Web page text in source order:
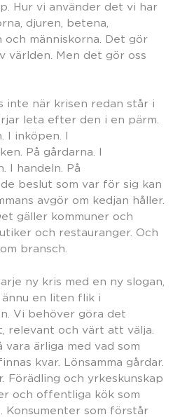
Hur vi använder det vi har
djuren, betena,
och människorna. Det gör
världen. Men det gör oss
inte när krisen redan står i
leta efter den i en pärm.
I inköpen. I
På gårdarna. I
I handeln. På
beslut som var för sig kan
avgör om kedjan håller.
gäller kommuner och
och restauranger. Och
bransch.
ny kris med en ny slogan,
en liten flik i
Vi behöver göra det
relevant och värt att välja.
ärliga med vad som
kvar. Lönsamma gårdar.
Förädling och yrkeskunskap
och offentliga kök som
Konsumenter som förstår